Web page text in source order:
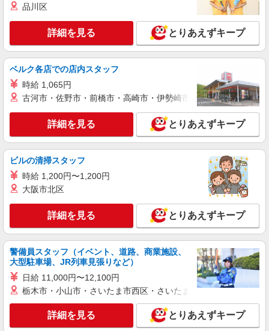
派遣社員
株式会社トラストグロース 北海道支社
認定こども園での調理員業務
【派遣時給】1,200〜1,300円（資格・経験によ
る） 交通費別途支給
キープ 詳細を見る
株式会社トラストグロース 北海道支社
高齢者施設内厨房で調理、調理補助業務
【派遣時給】1,200〜1,350円（資格・経験によ
キープ 詳細を見る
派遣社員
株式会社トラストグロース 北海道支社
有料老人ホームでの調理補助（短時間）
【派遣時給】1,200〜1,250円（資格・経験によ
る） 交通費別途支給
北海道札幌市厚別区厚別東3条
品川区
詳細を見る とりあえずキープ
ベルク各店での店内スタッフ
時給 1,065円
古河市・佐野市・前橋市・高崎市・伊勢崎市・太田市・館林市
詳細を見る とりあえずキープ
ビルの清掃スタッフ
時給 1,200円〜1,200円
大阪市北区
詳細を見る とりあえずキープ
警備員スタッフ（イベント、道路、商業施設、
大型駐車場、JR列車見張りなど）
日給 11,000円〜12,100円
栃木市・小山市・さいたま市西区・さいたま市岩槻区・久喜市・
詳細を見る とりあえずキープ